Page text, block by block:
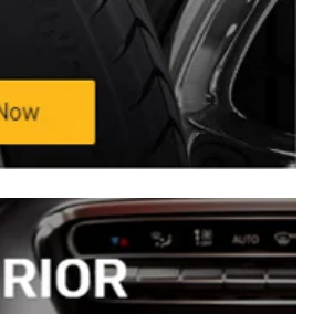
Mọi chi tiết xin liên hệ:TRUNG TÂM NỘI
THẤT Ô TÔ BÌNH HUY HOÀNG – Xưởng
Độ Xe Ô Tô Sinh Cần ThơĐc: 333D/11
Nguyễn Văn Linh, KV3, P. An Khánh ,
Q.Ninh Kiều, Tp Cần Thơ(Cặp vách BV Đa